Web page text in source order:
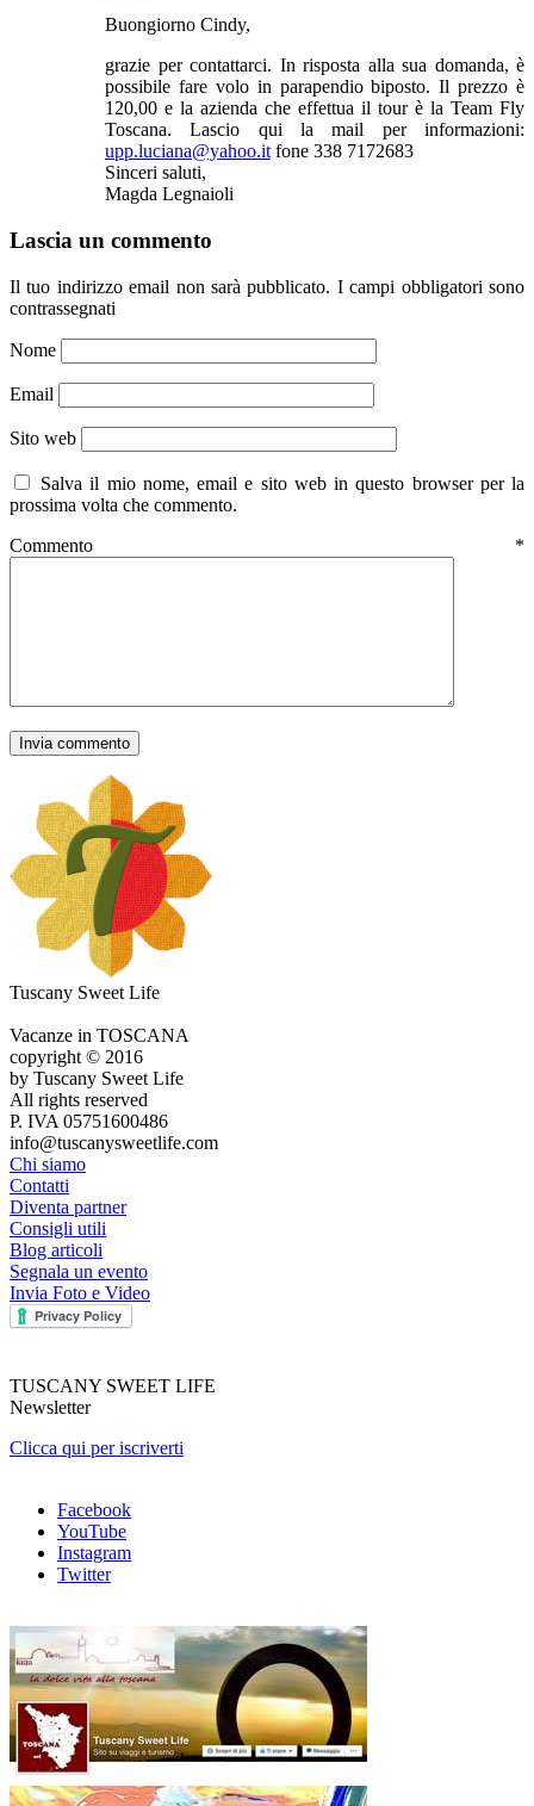
Buongiorno Cindy,
grazie per contattarci. In risposta alla sua domanda, è
possibile fare volo in parapendio biposto. Il prezzo è
120,00 e la azienda che effettua il tour è la Team Fly
Toscana. Lascio qui la mail per informazioni:
upp.luciana@yahoo.it fone 338 7172683
Sinceri saluti,
Magda Legnaioli
Lascia un commento
Il tuo indirizzo email non sarà pubblicato. I campi obbligatori sono
contrassegnati
Nome
Email
Sito web
Salva il mio nome, email e sito web in questo browser per la
prossima volta che commento.
Commento *
Tuscany Sweet Life
Vacanze in TOSCANA
copyright © 2016
by Tuscany Sweet Life
All rights reserved
P. IVA 05751600486
info@tuscanysweetlife.com
Chi siamo
Contatti
Diventa partner
Consigli utili
Blog articoli
Segnala un evento
Invia Foto e Video
TUSCANY SWEET LIFE
Newsletter
Clicca qui per iscriverti
Facebook
YouTube
Instagram
Twitter